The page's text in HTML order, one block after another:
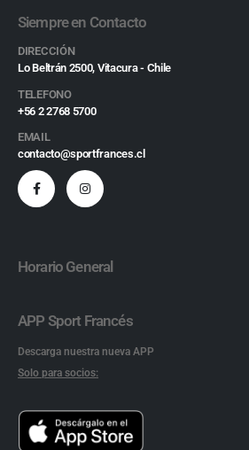
Siempre en Contacto
DIRECCIÓN
Lo Beltrán 2500, Vitacura - Chile
TELEFONO
+56 2 2768 5700
EMAIL
contacto@sportfrances.cl
Horario General
APP Sport Francés
Descarga nuestra nueva APP
Solo para socios: